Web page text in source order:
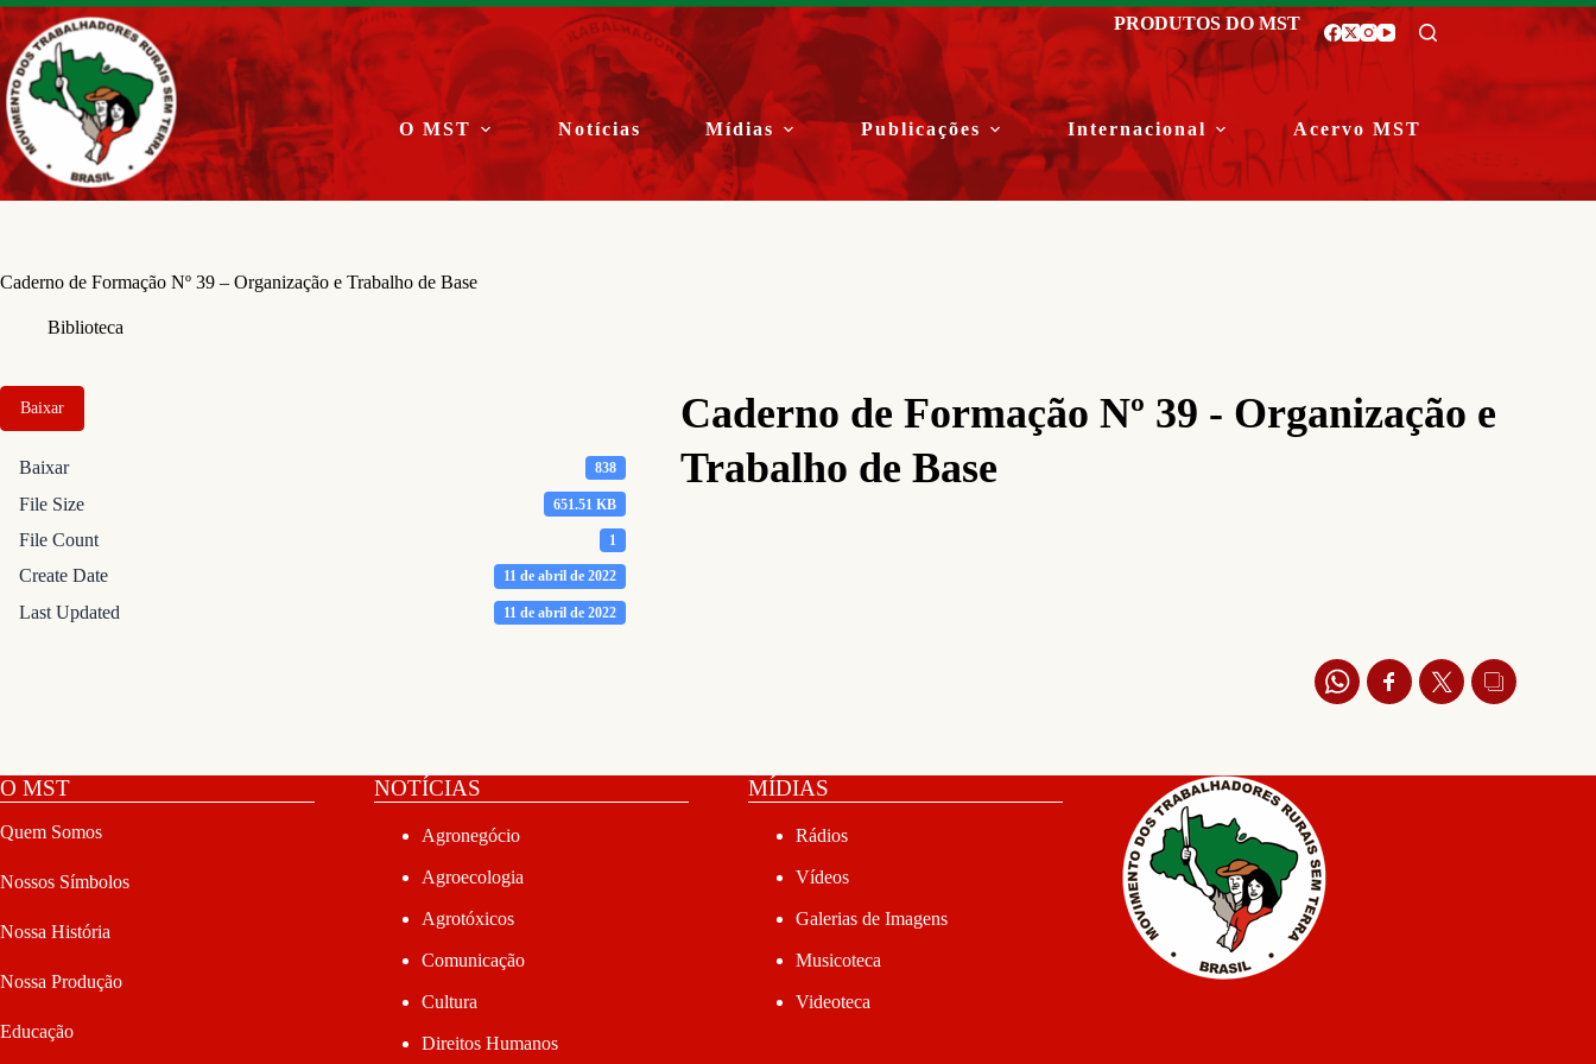
Pular
para
o
conteúdo
PRODUTOS DO MST
O MST Notícias Mídias Publicações Internacional Acervo MST
Caderno de Formação Nº 39 – Organização e Trabalho de Base
Biblioteca
Baixar
Baixar 838
File Size 651.51 KB
File Count 1
Create Date 11 de abril de 2022
Last Updated 11 de abril de 2022
Caderno de Formação Nº 39 - Organização e
Trabalho de Base
O MST
Quem Somos
Nossos Símbolos
Nossa História
Nossa Produção
Educação
NOTÍCIAS
Agronegócio
Agroecologia
Agrotóxicos
Comunicação
Cultura
Direitos Humanos
MÍDIAS
Rádios
Vídeos
Galerias de Imagens
Musicoteca
Videoteca